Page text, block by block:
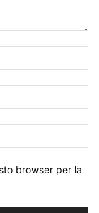
browser per la